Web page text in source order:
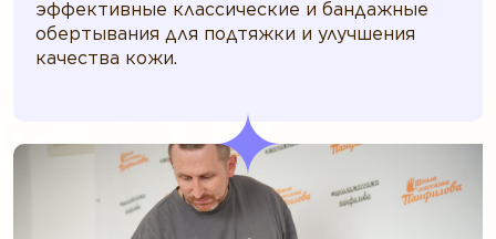
эффективные классические и бандажные
обертывания для подтяжки и улучшения
качества кожи.